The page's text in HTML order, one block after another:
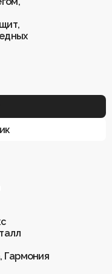
искусство
Гармония